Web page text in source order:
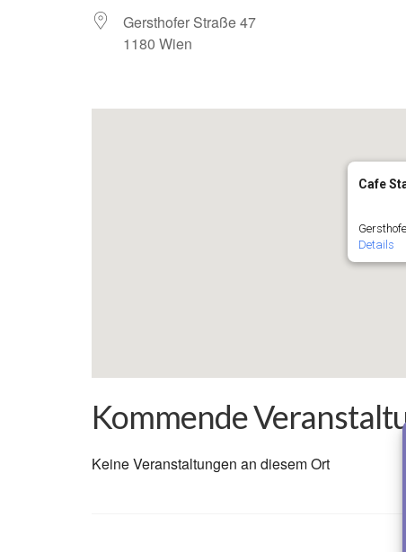
Gersthofer Straße 47
1180 Wien
Cafe
Details
Kommende
Keine Veranstaltungen an diesem Ort